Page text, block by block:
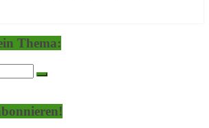
Thema: